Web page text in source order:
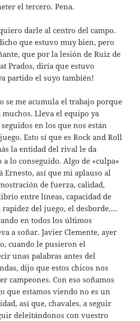
el tercero. Pena.
darle al centro del campo.
que estuvo muy bien, pero
que por la lesión de Ruiz de
Prados, diría que estuvo
partido el suyo también!
se me acumula el trabajo porque
muchos. Lleva el equipo ya
en los que nos están
Esto sí que es Rock and Roll
la entidad del rival le da
lo conseguido. Algo de «culpa»
Ernesto, así que mi aplauso al
de fuerza, calidad,
entre líneas, capacidad de
del juego, el desborde,…
en todos los últimos
a soñar. Javier Clemente, ayer
cuando le pusieron el
unas palabras antes del
dijo que estos chicos nos
campeones. Con eso soñamos
que estamos viendo no es un
así que, chavales, a seguir
deleitándonos con vuestro